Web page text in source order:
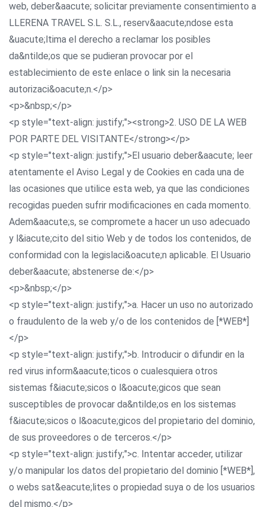
web, deber&aacute; solicitar previamente consentimiento a
LLERENA TRAVEL S.L. S.L., reserv&aacute;ndose esta
&uacute;ltima el derecho a reclamar los posibles
da&ntilde;os que se pudieran provocar por el
establecimiento de este enlace o link sin la necesaria
autorizaci&oacute;n.</p>
<p>&nbsp;</p>
<p style="text-align: justify;"><strong>2. USO DE LA WEB
POR PARTE DEL VISITANTE</strong></p>
<p style="text-align: justify;">El usuario deber&aacute; leer
atentamente el Aviso Legal y de Cookies en cada una de
las ocasiones que utilice esta web, ya que las condiciones
recogidas pueden sufrir modificaciones en cada momento.
Adem&aacute;s, se compromete a hacer un uso adecuado
y l&iacute;cito del sitio Web y de todos los contenidos, de
conformidad con la legislaci&oacute;n aplicable. El Usuario
deber&aacute; abstenerse de:</p>
<p>&nbsp;</p>
<p style="text-align: justify;">a. Hacer un uso no autorizado
o fraudulento de la web y/o de los contenidos de [*WEB*]
</p>
<p style="text-align: justify;">b. Introducir o difundir en la
red virus inform&aacute;ticos o cualesquiera otros
sistemas f&iacute;sicos o l&oacute;gicos que sean
susceptibles de provocar da&ntilde;os en los sistemas
f&iacute;sicos o l&oacute;gicos del propietario del dominio,
de sus proveedores o de terceros.</p>
<p style="text-align: justify;">c. Intentar acceder, utilizar
y/o manipular los datos del propietario del dominio [*WEB*],
o webs sat&eacute;lites o propiedad suya o de los usuarios
del mismo.</p>